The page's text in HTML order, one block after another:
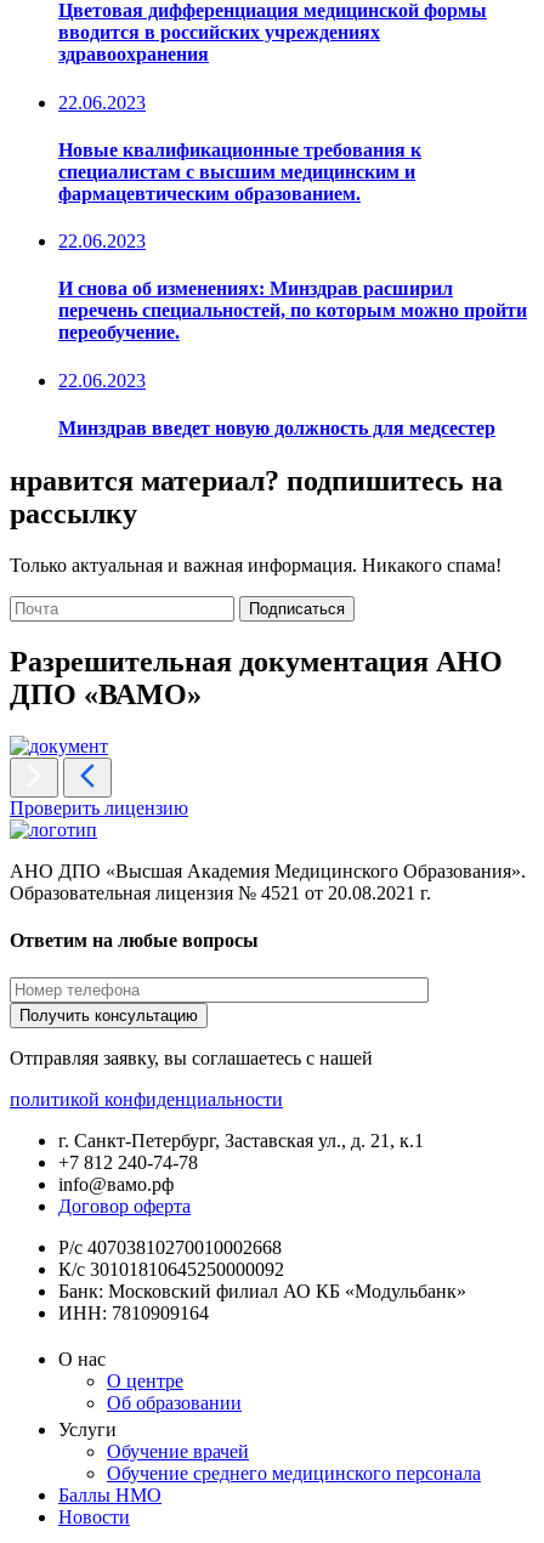
Цветовая дифференциация медицинской формы
вводится в российских учреждениях
здравоохранения
22.06.2023
Новые квалификационные требования к
специалистам с высшим медицинским и
фармацевтическим образованием.
22.06.2023
И снова об изменениях: Минздрав расширил
перечень специальностей, по которым можно пройти
переобучение.
22.06.2023
Минздрав введет новую должность для медсестер
нравится материал? подпишитесь на
рассылку
Только актуальная и важная информация. Никакого спама!
Подписаться
Разрешительная документация АНО
ДПО «ВАМО»
Проверить лицензию
АНО ДПО «Высшая Академия Медицинского Образования».
Образовательная лицензия № 4521 от 20.08.2021 г.
Ответим на любые вопросы
Отправляя заявку, вы соглашаетесь с нашей
политикой конфиденциальности
г. Санкт-Петербург, Заставская ул., д. 21, к.1
+7 812 240-74-78
info@вамо.рф
Договор оферта
Р/с 40703810270010002668
К/с 30101810645250000092
Банк: Московский филиал АО КБ «Модульбанк»
ИНН: 7810909164
О нас
О центре
Об образовании
Услуги
Обучение врачей
Обучение среднего медицинского персонала
Баллы НМО
Новости